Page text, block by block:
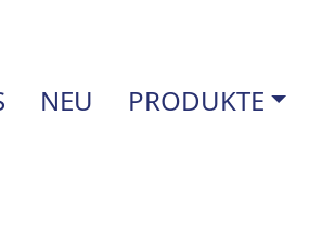
NEU PRODUKTE